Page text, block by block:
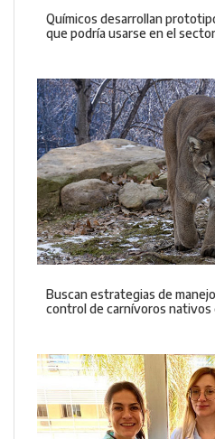
Químicos desarrollan
que podría usarse en el
Buscan estrategias de
control de carnívoros nativos